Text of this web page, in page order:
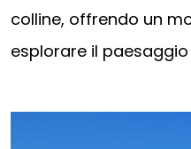
colline, offrendo un
esplorare il